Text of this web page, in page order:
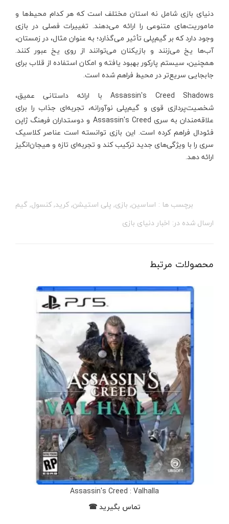
دنیای بازی شامل نه استان مختلف است که هر کدام محیط‌ها و
ماموریت‌های متنوعی را ارائه می‌دهند. تغییرات فصلی در بازی
وجود دارد که بر گیم‌پلی تأثیر می‌گذارد؛ به عنوان مثال، در زمستان،
آب‌ها یخ می‌زنند و بازیکنان می‌توانند از روی یخ عبور کنند.
همچنین، سیستم پارکور بهبود یافته و امکان استفاده از قلاب برای
جابجایی سریع‌تر در محیط فراهم شده است.
Assassin's Creed Shadows با ارائه داستانی عمیق،
شخصیت‌پردازی قوی و گیم‌پلی نوآورانه، تجربه‌ای جذاب را برای
علاقه‌مندان به سری Assassin's Creed و دوستداران فرهنگ ژاپن
فئودال فراهم کرده است. این بازی توانسته است عناصر کلاسیک
سری را با ویژگی‌های جدید ترکیب کند و تجربه‌ای تازه و هیجان‌انگیز
ارائه دهد.
برچسب ها : اساسین, بازی, پلی استیشن,کرید,کنسول, گیم
ارسال شده در: اخبار دنیای بازی
محصولات مرتبط
Assassin's Creed : Valhalla
تماس بگیرید ☎